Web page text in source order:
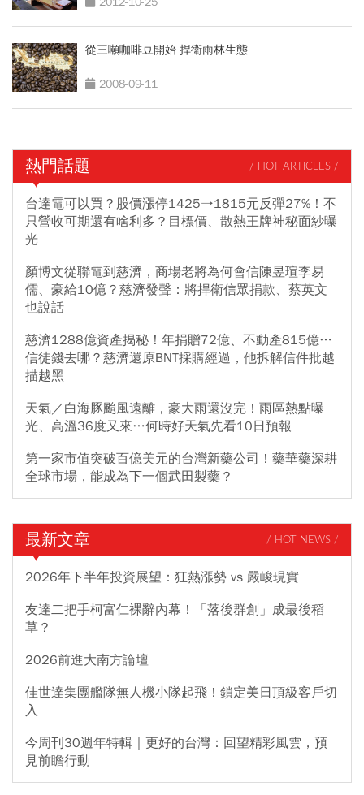
從三噸咖啡豆開始 捍衛雨林生態
2008-09-11
熱門話題 / HOT ARTICLES /
台達電可以買？股價漲停1425→1815元反彈27%！不
只營收可期還有啥利多？目標價、散熱王牌神秘面紗曝
光
顏博文從聯電到慈濟，商場老將為何會信陳昱瑄李易
儒、豪給10億？慈濟發聲：將捍衛信眾捐款、蔡英文
也說話
慈濟1288億資產揭秘！年捐贈72億、不動產815億…
信徒錢去哪？慈濟還原BNT採購經過，他拆解信件批越
描越黑
天氣／白海豚颱風遠離，豪大雨還沒完！雨區熱點曝
光、高溫36度又來…何時好天氣先看10日預報
第一家市值突破百億美元的台灣新藥公司！藥華藥深耕
全球市場，能成為下一個武田製藥？
最新文章 / HOT NEWS /
2026年下半年投資展望：狂熱漲勢 vs 嚴峻現實
友達二把手柯富仁裸辭內幕！「落後群創」成最後稻
草？
2026前進大南方論壇
佳世達集團艦隊無人機小隊起飛！鎖定美日頂級客戶切
入
今周刊30週年特輯｜更好的台灣：回望精彩風雲，預
見前瞻行動